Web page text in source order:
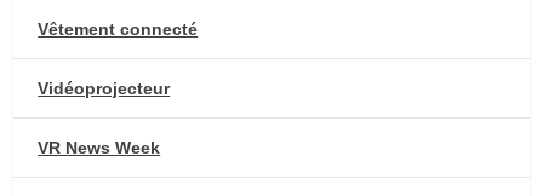
Vêtement connecté
Vidéoprojecteur
VR News Week